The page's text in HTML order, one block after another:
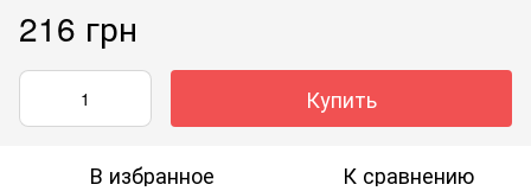
216 грн
Купить
В избранное К сравнению